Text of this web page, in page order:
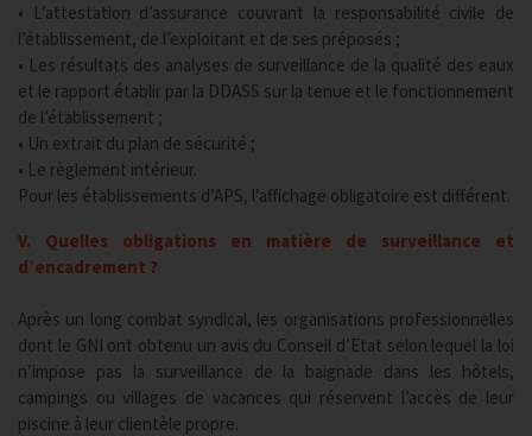
• L’attestation d’assurance couvrant la responsabilité civile de
l’établissement, de l’exploitant et de ses préposés ;
• Les résultats des analyses de surveillance de la qualité des eaux
et le rapport établir par la DDASS sur la tenue et le fonctionnement
de l’établissement ;
• Un extrait du plan de sécurité ;
• Le règlement intérieur.
Pour les établissements d’APS, l’affichage obligatoire est différent.
V. Quelles obligations en matière de surveillance et
d’encadrement ?
Après un long combat syndical, les organisations professionnelles
dont le GNI ont obtenu un avis du Conseil d’Etat selon lequel la loi
n’impose pas la surveillance de la baignade dans les hôtels,
campings ou villages de vacances qui réservent l’accès de leur
piscine à leur clientèle propre.